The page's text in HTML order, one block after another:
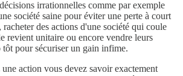
irrationnelles comme par exemple
société saine pour éviter une perte à court
des actions d'une société qui coule
revient unitaire ou encore vendre leurs
tôt pour sécuriser un gain infime.
action vous devez savoir exactement